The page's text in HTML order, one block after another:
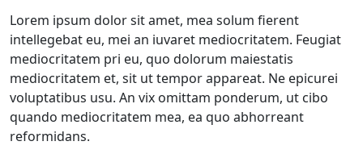
Lorem ipsum dolor sit amet, mea solum fierent
intellegebat eu, mei an iuvaret mediocritatem. Feugiat
mediocritatem pri eu, quo dolorum maiestatis
mediocritatem et, sit ut tempor appareat. Ne epicurei
voluptatibus usu. An vix omittam ponderum, ut cibo
quando mediocritatem mea, ea quo abhorreant
reformidans.